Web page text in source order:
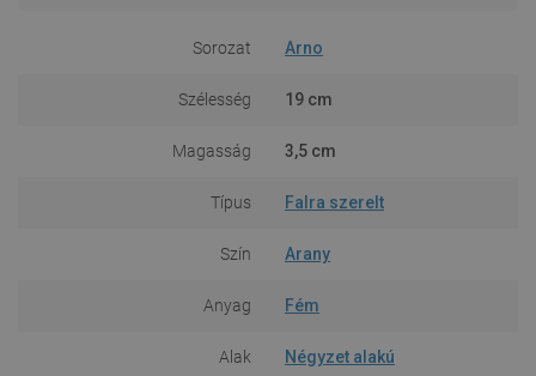
Sorozat Arno
Szélesség 19 cm
Magasság 3,5 cm
Típus Falra szerelt
Szín Arany
Anyag Fém
Alak Négyzet alakú